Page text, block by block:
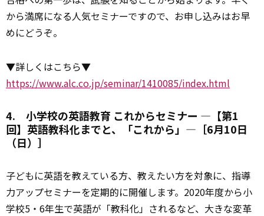
から満席になる人気セミナーですので、お申し込みはお早
めにどうぞ。
▼詳しくはこちら▼
https://www.alc.co.jp/seminar/1410085/index.html
4. 小学校の英語教育 これからセミナー ―【第1
回】英語教科化までと、「これから」―［6月10日
（日）］
子どもに英語を教えている方、教えたい方を対象に、指導
力アップセミナーを定期的に開催します。2020年度から小
学校5・6年生で英語が「教科化」されるなど、大きな変革